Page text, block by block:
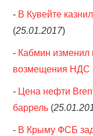
- В Кувейте
(25.01.2017)
- Кабмин изменил
возмещения НДС
- Цена нефти
баррель (
- В Крыму ФСБ